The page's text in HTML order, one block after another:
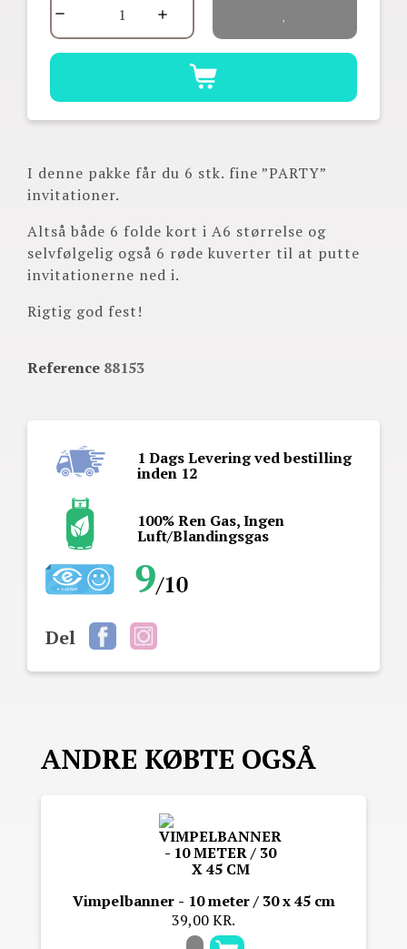
I denne pakke får du 6 stk. fine ”PARTY”
invitationer.
Altså både 6 folde kort i A6 størrelse og
selvfølgelig også 6 røde kuverter til at putte
invitationerne ned i.
Rigtig god fest!
Reference 88153
1 Dags Levering ved bestilling
inden 12
100% Ren Gas, Ingen
Luft/Blandingsgas
Del
ANDRE KØBTE OGSÅ
Vimpelbanner - 10 meter / 30 x 45 cm
39,00 KR.